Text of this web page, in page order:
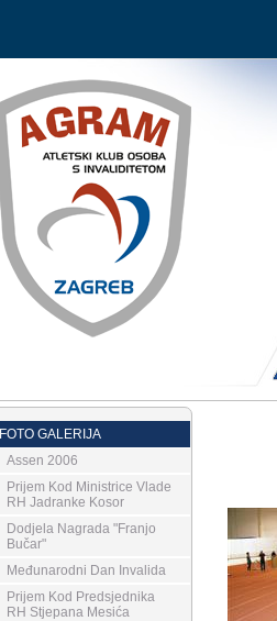
FOTO GALERIJA
Assen 2006
Prijem Kod Ministrice Vlade
RH Jadranke Kosor
Dodjela Nagrada "Franjo
Bučar"
Međunarodni Dan Invalida
Prijem Kod Predsjednika
RH Stjepana Mesića